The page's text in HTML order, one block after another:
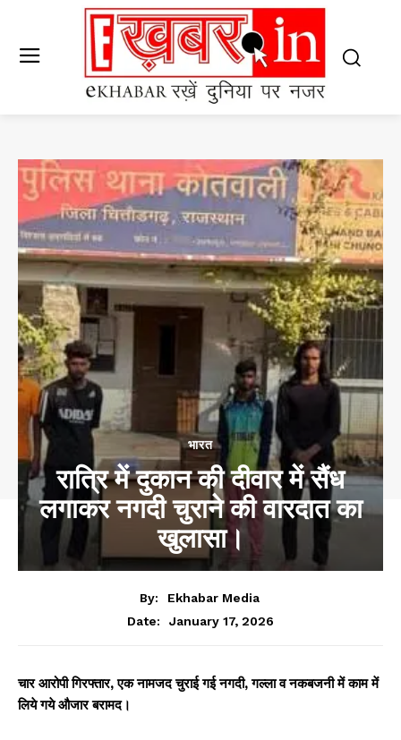
भारत
रात्रि में दुकान की दीवार में सैंध
लगाकर नगदी चुराने की वारदात का
खुलासा।
By:
Ekhabar Media
Date:
January 17, 2026
चार आरोपी गिरफ्तार, एक नामजद चुराई गई नगदी, गल्ला व नकबजनी में काम में
लिये गये औजार बरामद।